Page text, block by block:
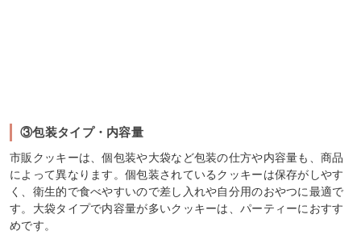
③包装タイプ・内容量
市販クッキーは、個包装や大袋など包装の仕方や内容量も、商品
によって異なります。個包装されているクッキーは保存がしやす
く、衛生的で食べやすいので差し入れや自分用のおやつに最適で
す。大袋タイプで内容量が多いクッキーは、パーティーにおすす
めです。